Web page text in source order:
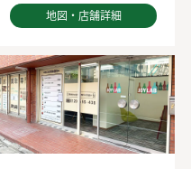
地図・店舗詳細